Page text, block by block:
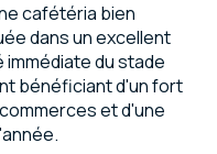
cafétéria bien
dans un excellent
du stade
bénéficiant d'un fort
et d'une